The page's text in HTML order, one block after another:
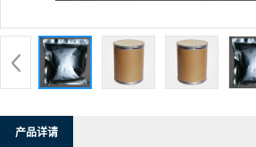
产品详请